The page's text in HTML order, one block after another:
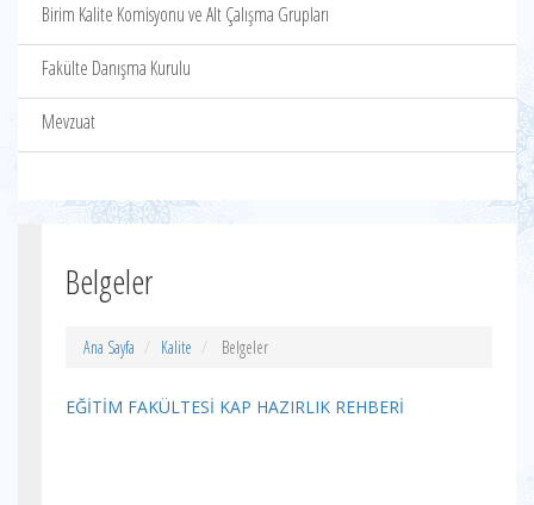
Birim Kalite Komisyonu ve Alt Çalışma Grupları
Fakülte Danışma Kurulu
Mevzuat
Belgeler
Ana Sayfa Kalite Belgeler
EĞİTİM FAKÜLTESİ KAP HAZIRLIK REHBERİ